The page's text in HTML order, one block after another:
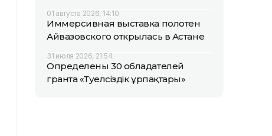
01 августа 2026, 14:10
Иммерсивная выставка полотен
Айвазовского открылась в Астане
31 июля 2026, 21:54
Определены 30 обладателей
гранта «Тәуелсіздік ұрпақтары»